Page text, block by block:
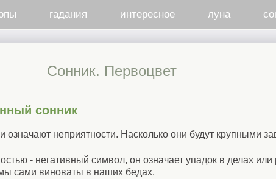
гадания интересное луна
Сонник. Первоцвет
сонник
означают неприятности. Насколько они будут крупными
- негативный символ, он означает упадок в делах
сами виноваты в наших бедах.